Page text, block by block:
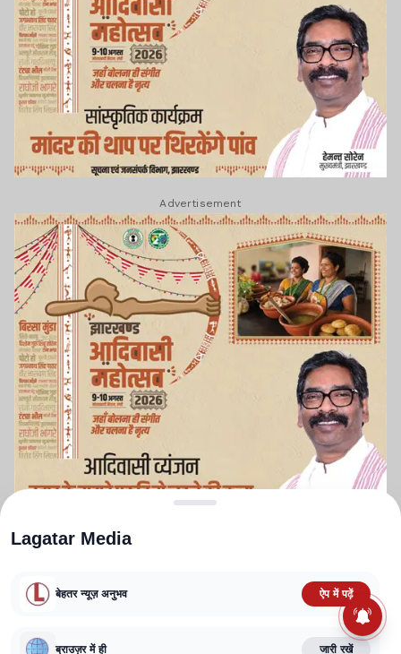
Advertisement
TERMS AND CONDITIONS
CORRECTIONS POLICY
FACT CHECKING POLICY
Lagatar Media
बेहतर न्यूज़ अनुभव ऐप में पढ़ें
ब्राउज़र में ही जारी रखें